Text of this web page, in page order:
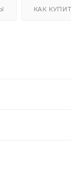
КАК КУПИТЬ